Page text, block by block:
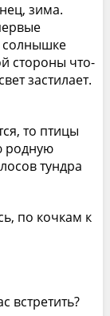
зима.
стороны что-
застилает.
то птицы
родную
тундра
по кочкам к
встретить?